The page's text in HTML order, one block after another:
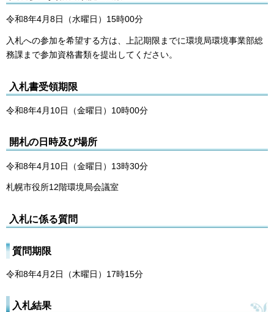
令和8年4月8日（水曜日）15時00分
入札への参加を希望する方は、上記期限までに環境局環境事業部総
務課まで参加資格書類を提出してください。
入札書受領期限
令和8年4月10日（金曜日）10時00分
開札の日時及び場所
令和8年4月10日（金曜日）13時30分
札幌市役所12階環境局会議室
入札に係る質問
質問期限
令和8年4月2日（木曜日）17時15分
入札結果